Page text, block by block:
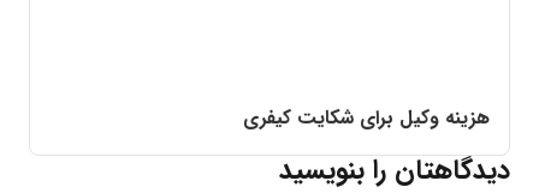
هزینه وکیل برای شکایت کیفری
دیدگاهتان را بنویسید